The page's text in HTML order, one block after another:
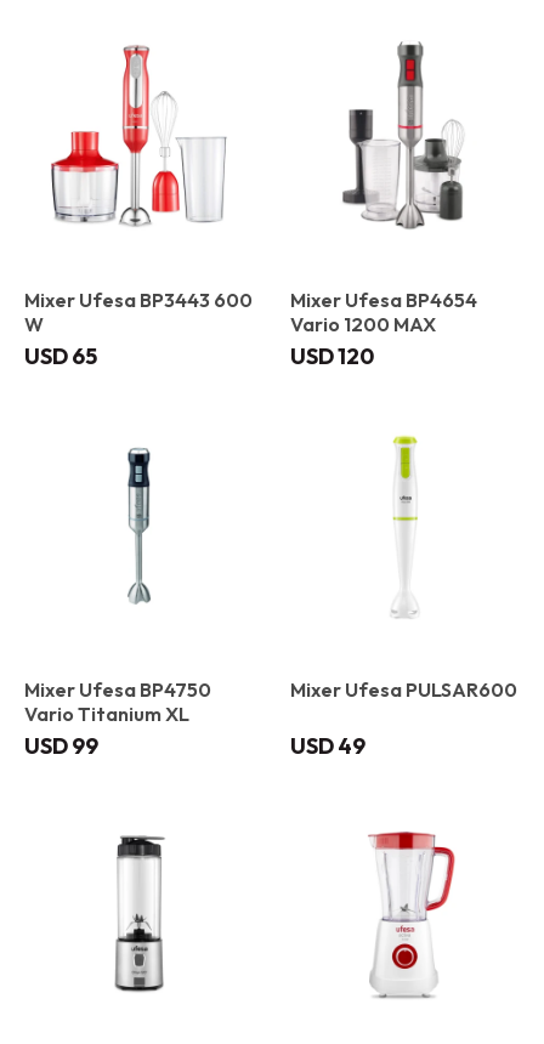
Mixer Ufesa BP3443 600
W
USD65
Mixer Ufesa BP4654
Vario 1200 MAX
USD120
Mixer Ufesa BP4750
Vario Titanium XL
USD99
Mixer Ufesa PULSAR600
USD49